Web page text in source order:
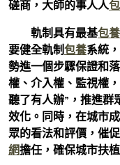
磋商，大師的事人人
軌制具有最基包
要健全軌制包養系統
勢進一個步驟保證和
權、介入權、監視權
聽了有人辦”，推進群
效化。同時，在城市
眾的看法和評價，催
網擔任，確保城市扶